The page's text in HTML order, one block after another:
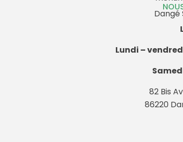
Lundi –
82 Bis
86220